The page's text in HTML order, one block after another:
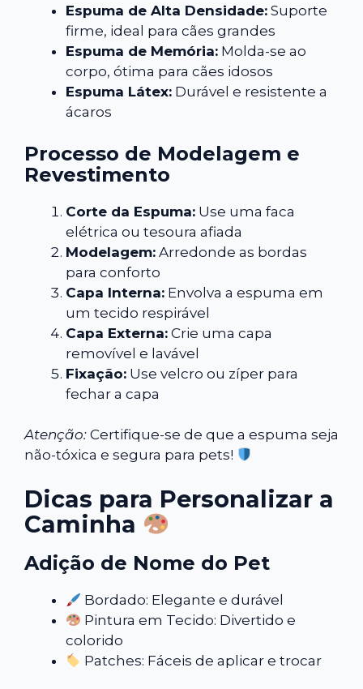
Espuma de Alta Densidade: Suporte
firme, ideal para cães grandes
Espuma de Memória: Molda-se ao
corpo, ótima para cães idosos
Espuma Látex: Durável e resistente a
ácaros
Processo de Modelagem e
Revestimento
Corte da Espuma: Use uma faca
elétrica ou tesoura afiada
Modelagem: Arredonde as bordas
para conforto
Capa Interna: Envolva a espuma em
um tecido respirável
Capa Externa: Crie uma capa
removível e lavável
Fixação: Use velcro ou zíper para
fechar a capa
Atenção: Certifique-se de que a espuma seja
não-tóxica e segura para pets!
Dicas para Personalizar a
Caminha
Adição de Nome do Pet
Bordado: Elegante e durável
Pintura em Tecido: Divertido e
colorido
Patches: Fáceis de aplicar e trocar